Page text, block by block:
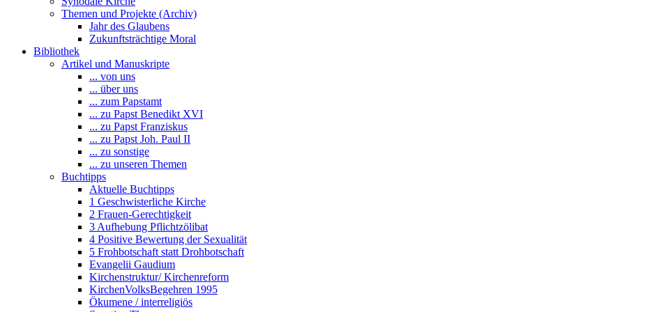
Themen und Projekte (Archiv)
Jahr des Glaubens
Zukunftsträchtige Moral
Bibliothek
Artikel und Manuskripte
... von uns
... über uns
... zum Papstamt
... zu Papst Benedikt XVI
... zu Papst Franziskus
... zu Papst Joh. Paul II
... zu sonstige
... zu unseren Themen
Buchtipps
Aktuelle Buchtipps
1 Geschwisterliche Kirche
2 Frauen-Gerechtigkeit
3 Aufhebung Pflichtzölibat
4 Positive Bewertung der Sexualität
5 Frohbotschaft statt Drohbotschaft
Evangelii Gaudium
Kirchenstruktur/ Kirchenreform
KirchenVolksBegehren 1995
Ökumene / interreligiös